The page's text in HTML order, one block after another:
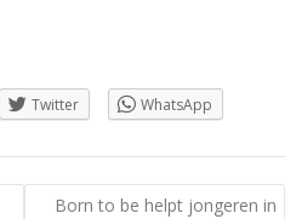
Twitter WhatsApp
Born to be helpt jongeren in